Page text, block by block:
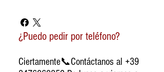
¿Puedo pedir por teléfono?
Ciertamente📞Contáctanos al +39